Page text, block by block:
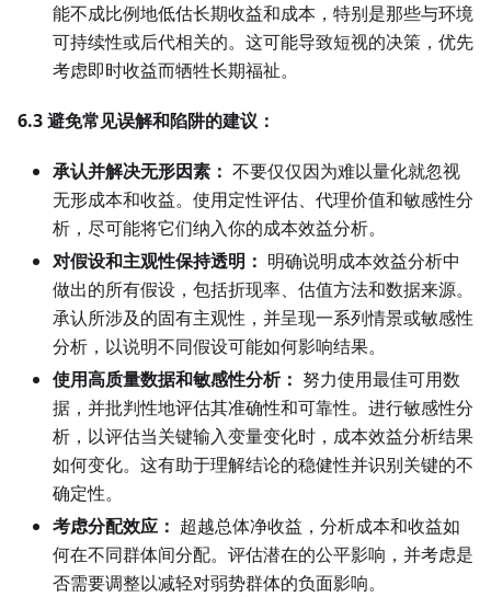
能不成比例地低估长期收益和成本，特别是那些与环境
可持续性或后代相关的。这可能导致短视的决策，优先
考虑即时收益而牺牲长期福祉。
6.3 避免常见误解和陷阱的建议：
承认并解决无形因素： 不要仅仅因为难以量化就忽视
无形成本和收益。使用定性评估、代理价值和敏感性分
析，尽可能将它们纳入你的成本效益分析。
对假设和主观性保持透明： 明确说明成本效益分析中
做出的所有假设，包括折现率、估值方法和数据来源。
承认所涉及的固有主观性，并呈现一系列情景或敏感性
分析，以说明不同假设可能如何影响结果。
使用高质量数据和敏感性分析： 努力使用最佳可用数
据，并批判性地评估其准确性和可靠性。进行敏感性分
析，以评估当关键输入变量变化时，成本效益分析结果
如何变化。这有助于理解结论的稳健性并识别关键的不
确定性。
考虑分配效应： 超越总体净收益，分析成本和收益如
何在不同群体间分配。评估潜在的公平影响，并考虑是
否需要调整以减轻对弱势群体的负面影响。